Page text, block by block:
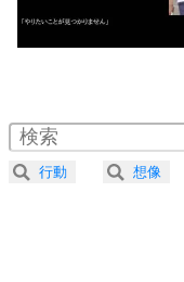
ス
気楽
4 器
2.0倍速 （
2.5倍速 （
3.0倍速 （
行動 想像